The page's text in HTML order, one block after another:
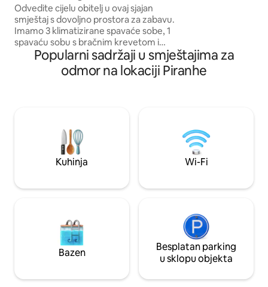
Odvedite cijelu obitelj u ovaj sjajan
smještaj s dovoljno prostora za zabavu.
Imamo 3 klimatizirane spavaće sobe, 1
spavaću sobu s bračnim krevetom i
krevetom za jednu osobu, 1 spavaću
sobu sa apartmanom i bračnim
krevetom, 1 spavaću sobu s bračnim
mikrovalna pećnica, perilica za rublje,
posteljina, ručnici, stolne stolice vanjska
ulica koja se dobro nalazi pored dvorišta
Popularni sadržaji u smještajima za
odmor na lokaciji Piranhe
Kuhinja Wi-Fi
Bazen
Besplatan parking
u sklopu objekta